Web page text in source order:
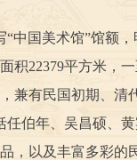
国美术馆”馆额，
22379平方米，一
兼有民国初期、清
伯年、吴昌硕、
，以及丰富多彩的